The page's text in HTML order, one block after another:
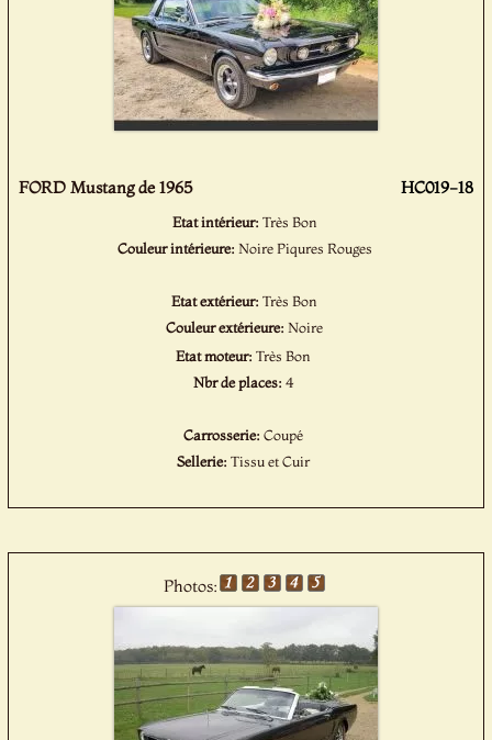
FORD Mustang de 1965 HC019-18
Etat intérieur: Très Bon
Couleur intérieure: Noire Piqures Rouges
Etat extérieur:Très Bon
Couleur extérieure:Noire
Etat moteur:Très Bon
Nbr de places: 4
Carrosserie:Coupé
Sellerie:Tissu et Cuir
Photos: